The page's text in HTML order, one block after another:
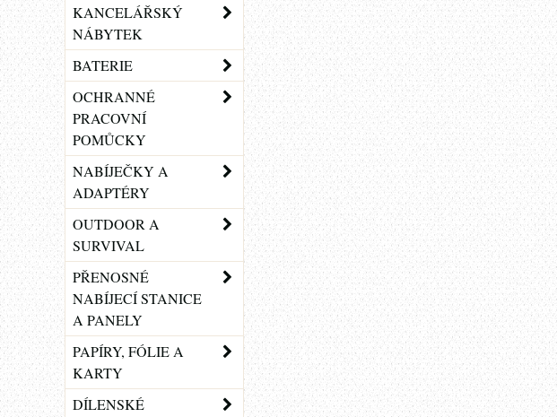
KANCELÁŘSKÝ
NÁBYTEK
BATERIE
OCHRANNÉ
PRACOVNÍ
POMŮCKY
NABÍJEČKY A
ADAPTÉRY
OUTDOOR A
SURVIVAL
PŘENOSNÉ
NABÍJECÍ STANICE
A PANELY
PAPÍRY, FÓLIE A
KARTY
DÍLENSKÉ